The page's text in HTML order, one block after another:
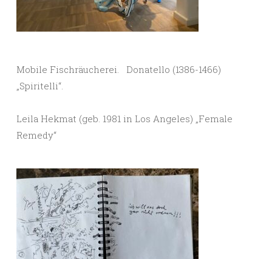
Mobile Fischräucherei. Donatello (1386-1466)
„Spiritelli“.
Leila Hekmat (geb. 1981 in Los Angeles) „Female
Remedy“